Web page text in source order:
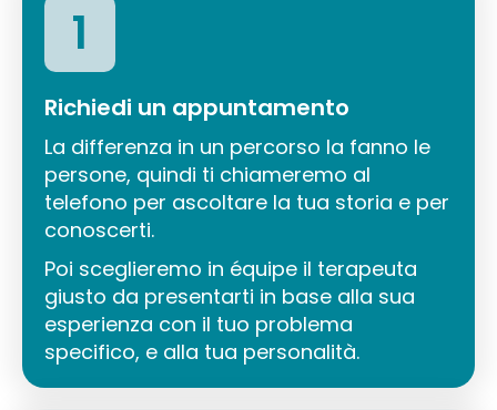
1
Richiedi un appuntamento
La differenza in un percorso la fanno le
persone, quindi ti chiameremo al
telefono per ascoltare la tua storia e per
conoscerti.
Poi sceglieremo in équipe il terapeuta
giusto da presentarti in base alla sua
esperienza con il tuo problema
specifico, e alla tua personalità.